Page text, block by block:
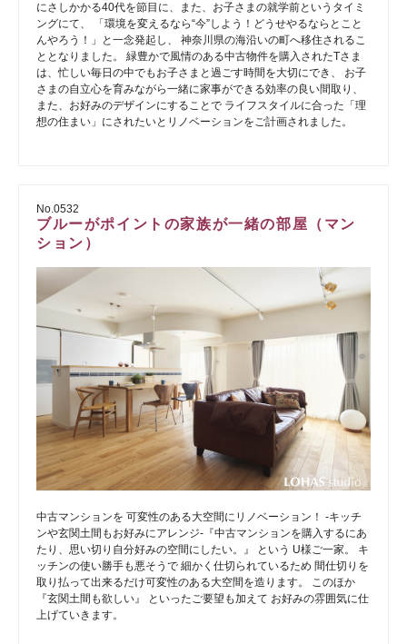
にさしかかる40代を節目に、また、お子さまの就学前というタイミ
ングにて、 「環境を変えるなら“今”しよう！どうせやるならとこと
んやろう！」と一念発起し、 神奈川県の海沿いの町へ移住されるこ
ととなりました。 緑豊かで風情のある中古物件を購入されたTさま
は、忙しい毎日の中でもお子さまと過ごす時間を大切にでき、 お子
さまの自立心を育みながら一緒に家事ができる効率の良い間取り、
また、お好みのデザインにすることで ライフスタイルに合った「理
想の住まい」にされたいとリノベーションをご計画されました。
No.0532
ブルーがポイントの家族が一緒の部屋（マン
ション）
中古マンションを 可変性のある大空間にリノベーション！ -キッチ
ンや玄関土間もお好みにアレンジ-『中古マンションを購入するにあ
たり、思い切り自分好みの空間にしたい。』 という U様ご一家。 キ
ッチンの使い勝手も悪そうで 細かく仕切られているため 間仕切りを
取り払って出来るだけ可変性のある大空間を造ります。 このほか
『玄関土間も欲しい』 といったご要望も加えて お好みの雰囲気に仕
上げていきます。